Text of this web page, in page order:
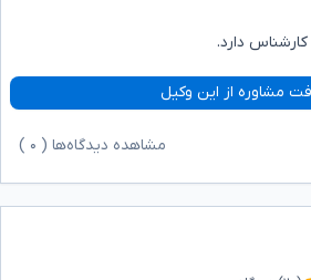
دارد.
مشاوره از این وکیل
مشاهده دیدگاه‌ها ( ۰